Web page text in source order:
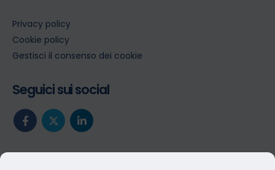
Privacy policy
Cookie policy
Gestisci il consenso dei cookie
Seguici sui social